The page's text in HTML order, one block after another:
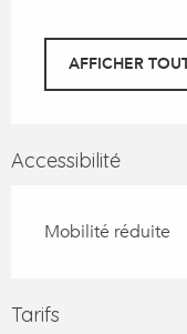
AFFICHER
Accessibilité
Mobilité réduite
Tarifs